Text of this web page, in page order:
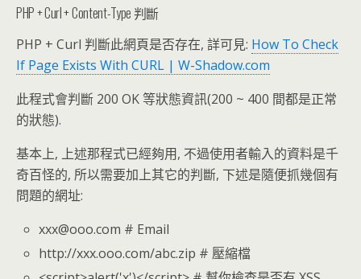
PHP + Curl + Content-Type 判斷
PHP + Curl 判斷此網頁是否存在, 詳可見: How To Check
If Page Exists With CURL | W-Shadow.com
此程式會判斷 200 OK 等狀態資訊(200 ~ 400 間都是正常
的狀態).
基本上, 上述那程式已經夠用, 不過使用者輸入的資料是千
奇百怪的, 所以需要加上其它的判斷, 下述是隨便抓幾個有
問題的網址:
xxx@ooo.com # Email
http://xxx.ooo.com/abc.zip # 壓縮檔